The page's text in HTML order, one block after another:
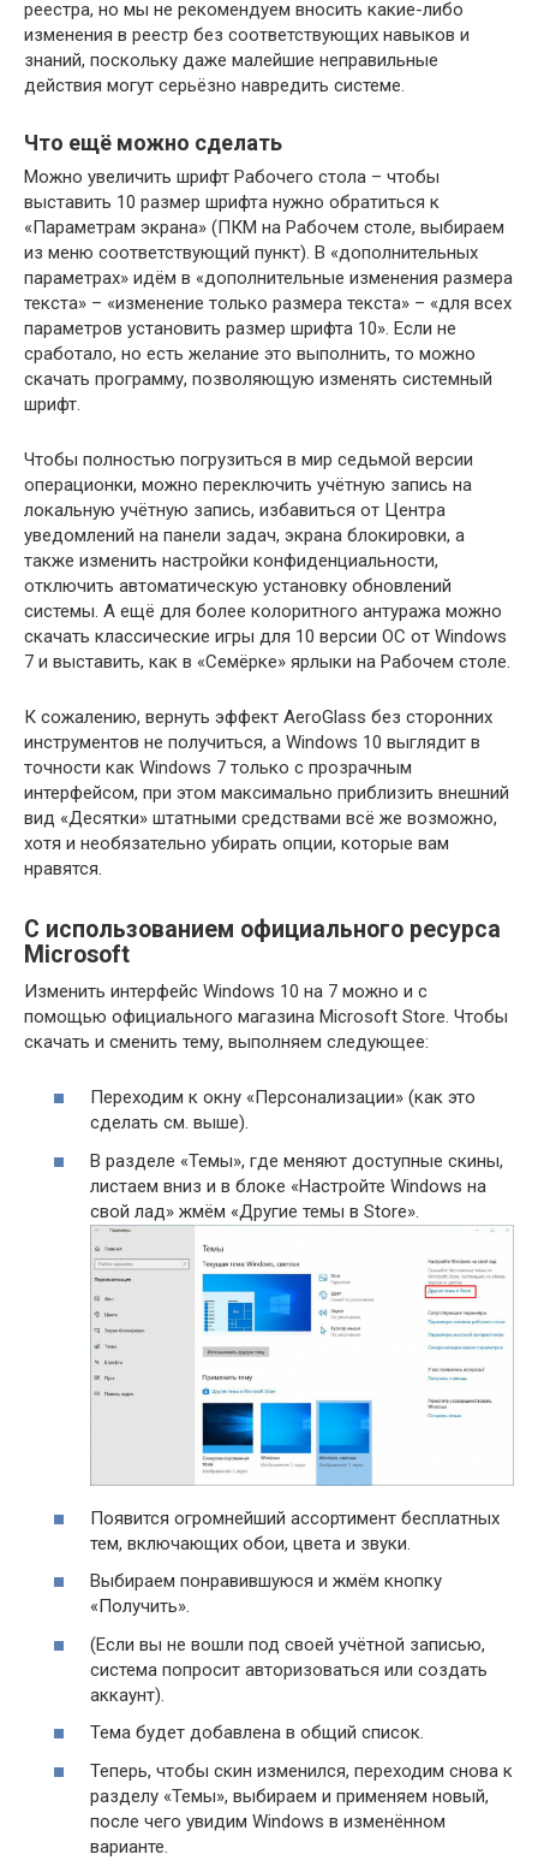
реестра, но мы не рекомендуем вносить какие-либо
изменения в реестр без соответствующих навыков и
знаний, поскольку даже малейшие неправильные
действия могут серьёзно навредить системе.
Что ещё можно сделать
Можно увеличить шрифт Рабочего стола – чтобы
выставить 10 размер шрифта нужно обратиться к
«Параметрам экрана» (ПКМ на Рабочем столе, выбираем
из меню соответствующий пункт). В «дополнительных
параметрах» идём в «дополнительные изменения размера
текста» – «изменение только размера текста» – «для всех
параметров установить размер шрифта 10». Если не
сработало, но есть желание это выполнить, то можно
скачать программу, позволяющую изменять системный
шрифт.
Чтобы полностью погрузиться в мир седьмой версии
операционки, можно переключить учётную запись на
локальную учётную запись, избавиться от Центра
уведомлений на панели задач, экрана блокировки, а
также изменить настройки конфиденциальности,
отключить автоматическую установку обновлений
системы. А ещё для более колоритного антуража можно
скачать классические игры для 10 версии ОС от Windows
7 и выставить, как в «Семёрке» ярлыки на Рабочем столе.
К сожалению, вернуть эффект AeroGlass без сторонних
инструментов не получиться, а Windows 10 выглядит в
точности как Windows 7 только с прозрачным
интерфейсом, при этом максимально приблизить внешний
вид «Десятки» штатными средствами всё же возможно,
хотя и необязательно убирать опции, которые вам
нравятся.
С использованием официального ресурса
Microsoft
Изменить интерфейс Windows 10 на 7 можно и с
помощью официального магазина Microsoft Store. Чтобы
скачать и сменить тему, выполняем следующее:
Переходим к окну «Персонализации» (как это
сделать см. выше).
В разделе «Темы», где меняют доступные скины,
листаем вниз и в блоке «Настройте Windows на
свой лад» жмём «Другие темы в Store».
Появится огромнейший ассортимент бесплатных
тем, включающих обои, цвета и звуки.
Выбираем понравившуюся и жмём кнопку
«Получить».
(Если вы не вошли под своей учётной записью,
система попросит авторизоваться или создать
аккаунт).
Тема будет добавлена в общий список.
Теперь, чтобы скин изменился, переходим снова к
разделу «Темы», выбираем и применяем новый,
после чего увидим Windows в изменённом
варианте.